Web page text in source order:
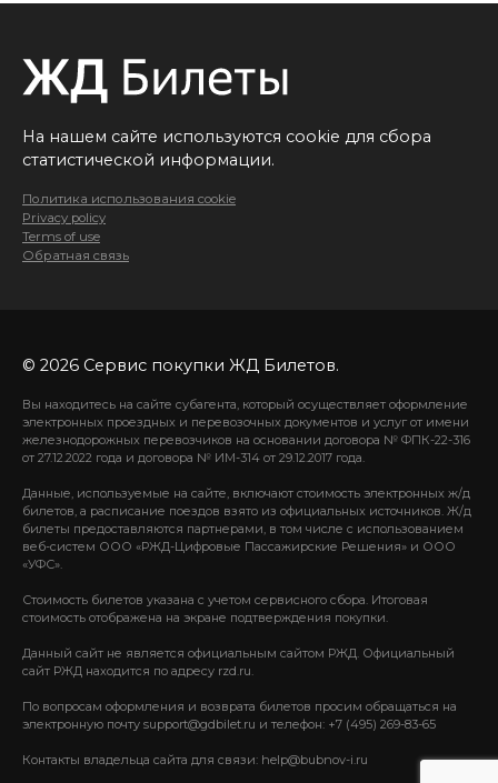
На нашем сайте используются cookie для сбора
статистической информации.
Политика использования cookie
Privacy policy
Terms of use
Обратная связь
© 2026 Сервис покупки ЖД Билетов.
Вы находитесь на сайте субагента, который осуществляет оформление
электронных проездных и перевозочных документов и услуг от имени
железнодорожных перевозчиков на основании договора № ФПК-22-316
от 27.12.2022 года и договора № ИМ-314 от 29.12.2017 года.
Данные, используемые на сайте, включают стоимость электронных ж/д
билетов, а расписание поездов взято из официальных источников. Ж/д
билеты предоставляются партнерами, в том числе с использованием
веб-систем ООО «РЖД-Цифровые Пассажирские Решения» и ООО
«УФС».
Стоимость билетов указана с учетом сервисного сбора. Итоговая
стоимость отображена на экране подтверждения покупки.
Данный сайт не является официальным сайтом РЖД. Официальный
сайт РЖД находится по адресу rzd.ru.
По вопросам оформления и возврата билетов просим обращаться на
электронную почту support@gdbilet.ru и телефон: +7 (495) 269-83-65
Контакты владельца сайта для связи: help@bubnov-i.ru